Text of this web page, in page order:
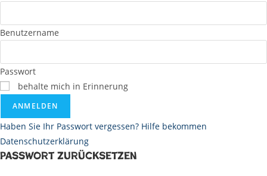
Benutzername
Passwort
behalte mich in Erinnerung
ANMELDEN
Haben Sie Ihr Passwort vergessen? Hilfe bekommen
Datenschutzerklärung
Passwort zurücksetzen